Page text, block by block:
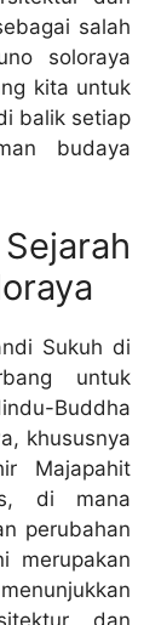
salah
soloraya
kita untuk
balik setiap
budaya
Sukuh di
untuk
Buddha
khususnya
Majapahit
di mana
perubahan
merupakan
dan